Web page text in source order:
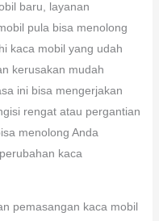
baru, layanan
pula bisa menolong
kaca mobil yang udah
kerusakan mudah
ini bisa mengerjakan
rengat atau pergantian
menolong Anda
kaca
pemasangan kaca mobil